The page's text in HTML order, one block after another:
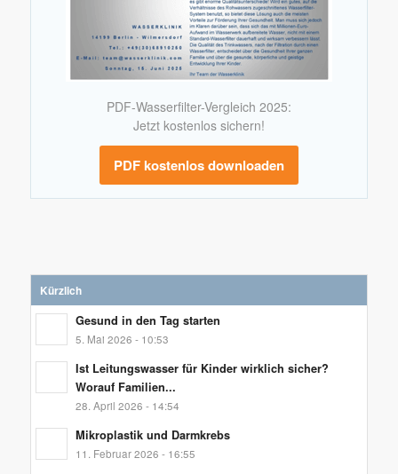
PDF-Wasserfilter-Vergleich 2025:
Jetzt kostenlos sichern!
PDF kostenlos downloaden
Kürzlich
Gesund in den Tag starten
5. Mai 2026 - 10:53
Ist Leitungswasser für Kinder wirklich sicher?
Worauf Familien...
28. April 2026 - 14:54
Mikroplastik und Darmkrebs
11. Februar 2026 - 16:55